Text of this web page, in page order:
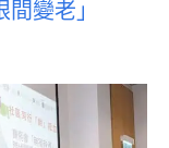
變老」